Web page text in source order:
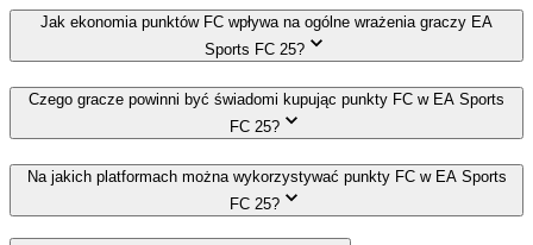
Jak ekonomia punktów FC wpływa na ogólne wrażenia graczy EA
Sports FC 25?
Czego gracze powinni być świadomi kupując punkty FC w EA Sports
FC 25?
Na jakich platformach można wykorzystywać punkty FC w EA Sports
FC 25?